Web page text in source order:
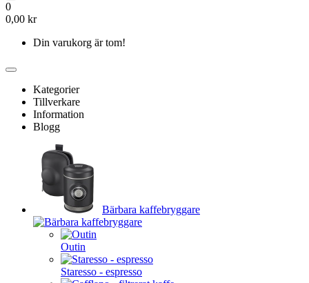
0
0,00 kr
Din varukorg är tom!
Kategorier
Tillverkare
Information
Blogg
Bärbara kaffebryggare
Outin
Staresso - espresso